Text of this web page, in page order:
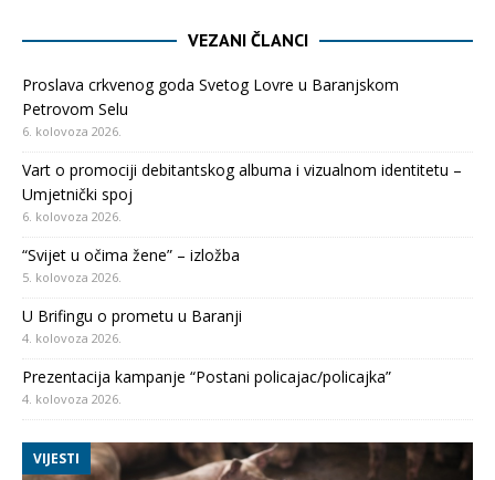
VEZANI ČLANCI
Proslava crkvenog goda Svetog Lovre u Baranjskom
Petrovom Selu
6. kolovoza 2026.
Vart o promociji debitantskog albuma i vizualnom identitetu –
Umjetnički spoj
6. kolovoza 2026.
“Svijet u očima žene” – izložba
5. kolovoza 2026.
U Brifingu o prometu u Baranji
4. kolovoza 2026.
Prezentacija kampanje “Postani policajac/policajka”
4. kolovoza 2026.
VIJESTI